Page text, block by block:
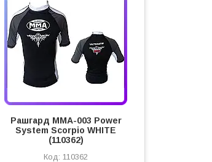
Рашгард MMA-003 Power
System Scorpio WHITE
(110362)
110362